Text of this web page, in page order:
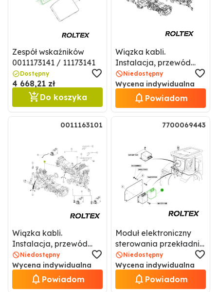
Zespół wskaźników
0011173141 / 11173141
Dostępny
4 668,21 zł
Do koszyka
Wiązka kabli.
Instalacja, przewód
elektryczny podnośnika
0011068271 / 11068271
Niedostępny
Wycena indywidualna
Powiadom
0011163101
Wiązka kabli.
Instalacja, przewód
elektryczny podnośnika
0011163101 / 11163101
Niedostępny
Wycena indywidualna
Powiadom
7700069443
Moduł elektroniczny
sterowania przekładni
7700069443
Niedostępny
Wycena indywidualna
Powiadom